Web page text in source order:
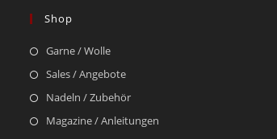
Shop
Garne / Wolle
Sales / Angebote
Nadeln / Zubehör
Magazine / Anleitungen